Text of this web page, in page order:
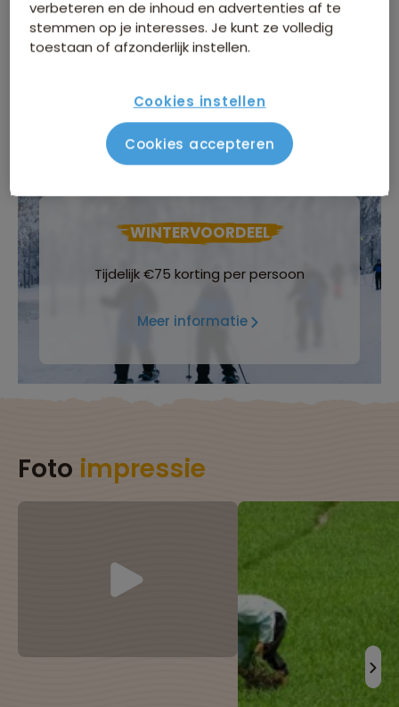
Groepsgrootte
Maximaal 24 personen
WINTERVOORDEEL
Tijdelijk €75 korting per persoon
Meer informatie
Foto impressie
verbeteren en de inhoud en advertenties af te
stemmen op je interesses. Je kunt ze volledig
toestaan of afzonderlijk instellen.
Cookies instellen
Cookies accepteren